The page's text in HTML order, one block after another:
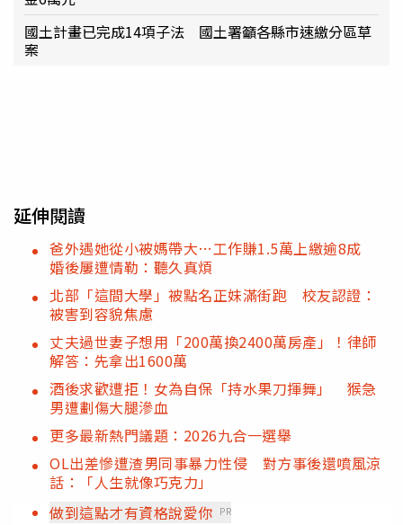
國土計畫已完成14項子法 國土署籲各縣市速繳分區草
案
延伸閱讀
爸外遇她從小被媽帶大…工作賺1.5萬上繳逾8成
婚後屢遭情勒：聽久真煩
北部「這間大學」被點名正妹滿街跑 校友認證：
被害到容貌焦慮
丈夫過世妻子想用「200萬換2400萬房產」！律師
解答：先拿出1600萬
酒後求歡遭拒！女為自保「持水果刀揮舞」 猴急
男遭劃傷大腿滲血
更多最新熱門議題：2026九合一選舉
OL出差慘遭渣男同事暴力性侵 對方事後還噴風涼
話：「人生就像巧克力」
做到這點才有資格說愛你 PR